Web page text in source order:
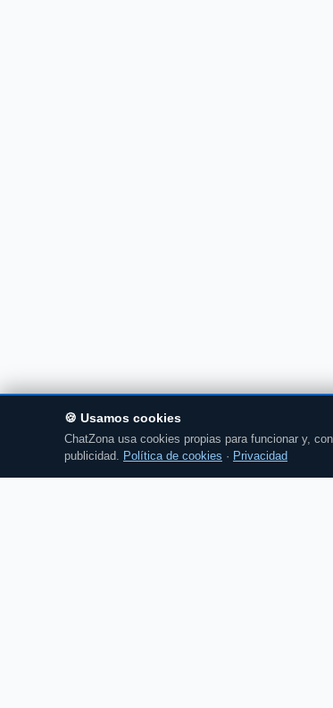
🍪 Usamos cookies
ChatZona usa cookies propias para funcionar y,
publicidad. Política de cookies · Privacidad